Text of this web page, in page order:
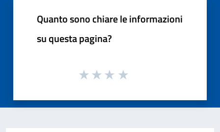
Quanto sono chiare le informazioni
su questa pagina?